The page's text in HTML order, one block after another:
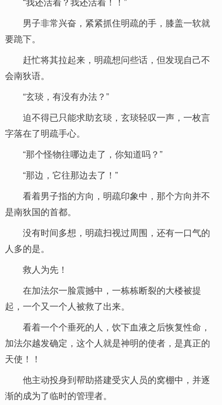
男子非常兴奋，紧紧抓住明疏的手，膝盖一软就
要跪下。
赶忙将其拉起来，明疏想问些话，但发现自己不
会南狄语。
“玄琰，有没有办法？”
迫不得已只能求助玄琰，玄琰轻叹一声，一枚言
字落在了明疏手心。
“那个怪物往哪边走了，你知道吗？”
“那边，它往那边去了！”
看着男子指的方向，明疏印象中，那个方向并不
是南狄国的首都。
没有时间多想，明疏扫视过周围，还有一口气的
人多的是。
救人为先！
在加法尔一脸震撼中，一栋栋断裂的大楼被提
起，一个又一个人被救了出来。
看着一个个垂死的人，饮下血液之后恢复性命，
加法尔越发确定，这个人就是神明的使者，是真正的
天使！！
他主动投身到帮助搭建受灾人员的窝棚中，并逐
渐的成为了临时的管理者。